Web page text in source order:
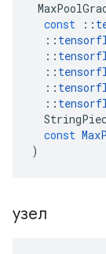
const
::
::
::
::
::
::
const
)
узел